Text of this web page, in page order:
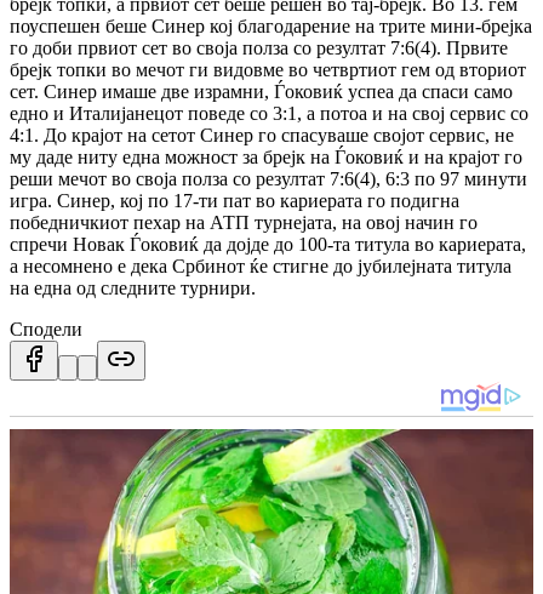
поуспешен беше Синер кој благодарение на трите мини-брејка
го доби првиот сет во своја полза со резултат 7:6(4). Првите
брејк топки во мечот ги видовме во четвртиот гем од вториот
сет. Синер имаше две израмни, Ѓоковиќ успеа да спаси само
едно и Италијанецот поведе со 3:1, а потоа и на свој сервис со
4:1. До крајот на сетот Синер го спасуваше својот сервис, не
му даде ниту една можност за брејк на Ѓоковиќ и на крајот го
реши мечот во своја полза со резултат 7:6(4), 6:3 по 97 минути
игра. Синер, кој по 17-ти пат во кариерата го подигна
победничкиот пехар на АТП турнејата, на овој начин го
спречи Новак Ѓоковиќ да дојде до 100-та титула во кариерата,
а несомнено е дека Србинот ќе стигне до јубилејната титула
на една од следните турнири.
Сподели